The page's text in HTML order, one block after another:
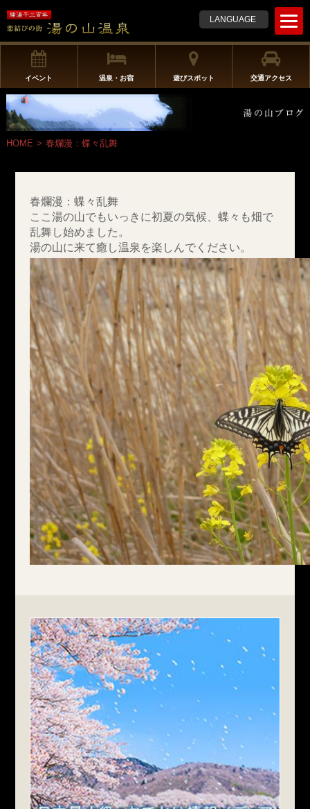
t
o
g
l
n
LANGUAGE
イベント 温泉・お宿 遊びスポット 交通アクセス
HOME > 春爛漫：蝶々乱舞
春爛漫：蝶々乱舞
ここ湯の山でもいっきに初夏の気候、蝶々も畑で
乱舞し始めました。
湯の山に来て癒し温泉を楽しんでください。